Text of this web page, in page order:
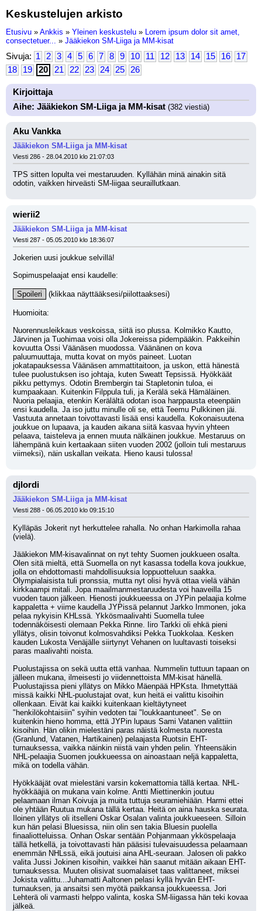
Keskustelujen arkisto
Etusivu » Ankkis » Yleinen keskustelu » Lorem ipsum dolor sit amet,
consectetuer... » Jääkiekon SM-Liiga ja MM-kisat
Sivuja: 1 2 3 4 5 6 7 8 9 10 11 12 13 14 15 16
17
18
19 20 21 22 23 24 25 26
Kirjoittaja
Aihe: Jääkiekon SM-Liiga ja MM-kisat (382 viestiä)
Aku Vankka
Jääkiekon SM-Liiga ja MM-kisat
Viesti 286 - 28.04.2010 klo 21:07:03
TPS sitten lopulta vei mestaruuden. Kyllähän minä ainakin sitä
odotin, vaikken hirveästi SM-liigaa seuraillutkaan.
wierii2
Jääkiekon SM-Liiga ja MM-kisat
Viesti 287 - 05.05.2010 klo 18:36:07
Jokerien uusi joukkue selvillä!
Sopimuspelaajat ensi kaudelle:
Spoileri (klikkaa näyttääksesi/piilottaaksesi)
Huomioita:
Nuorennusleikkaus veskoissa, siitä iso plussa. Kolmikko Kautto,
Järvinen ja Tuohimaa voisi olla Jokereissa pidempääkin. Pakkeihin
kovuutta Ossi Väänäsen muodossa. Väänänen on kova
paluumuuttaja, mutta kovat on myös paineet. Luotan
jokatapauksessa Väänäsen ammattitaitoon, ja uskon, että hänestä
tulee puolustuksen iso johtaja, kuten Sweatt Tepsissä. Hyökkäät
pikku pettymys. Odotin Brembergin tai Stapletonin tuloa, ei
kumpaakaan. Kuitenkin Filppula tuli, ja Kerälä sekä Hämäläinen.
Nuoria pelaajia, etenkin Kerälältä odotan isoa harppausta eteenpäin
ensi kaudella. Ja iso juttu minulle oli se, että Teemu Pulkkinen jäi.
Vastuuta annetaan toivottavasti lisää ensi kaudella. Kokonaisuutena
joukkue on lupaava, ja kauden aikana siitä kasvaa hyvin yhteen
pelaava, taisteleva ja ennen muuta nälkäinen joukkue. Mestaruus on
lähempänä kuin kertaakaan siiten vuoden 2002 (jolloin tuli mestaruus
viimeksi), näin uskallan veikata. Hieno kausi tulossa!
djlordi
Jääkiekon SM-Liiga ja MM-kisat
Viesti 288 - 06.05.2010 klo 09:15:10
Kylläpäs Jokerit nyt herkuttelee rahalla. No onhan Harkimolla rahaa
(vielä).
Jääkiekon MM-kisavalinnat on nyt tehty Suomen joukkueen osalta.
Olen sitä mieltä, että Suomella on nyt kasassa todella kova joukkue,
jolla on ehdottomasti mahdollisuuksia loppuotteluun saakka.
Olympialaisista tuli pronssia, mutta nyt olisi hyvä ottaa vielä vähän
kirkkaampi mitali. Jopa maailmanmestaruudesta voi haaveilla 15
vuoden tauon jälkeen. Hienosti joukkueessa on JYPin pelaajia kolme
kappaletta + viime kaudella JYPissä pelannut Jarkko Immonen, joka
pelaa nykyisin KHLssä. Ykkösmaalivahti Suomella tulee
todennäköisesti olemaan Pekka Rinne. Iiro Tarkki oli ehkä pieni
yllätys, olisin toivonut kolmosvahdiksi Pekka Tuokkolaa. Kesken
kauden Lukosta Venäjälle siirtynyt Vehanen on luultavasti toiseksi
paras maalivahti noista.
Puolustajissa on sekä uutta että vanhaa. Nummelin tuttuun tapaan on
jälleen mukana, ilmeisesti jo viidennettoista MM-kisat hänellä.
Puolustajissa pieni yllätys on Mikko Mäenpää HPKsta. Ihmetyttää
missä kaikki NHL-puolustajat ovat, kun heitä ei valittu kisoihin
ollenkaan. Eivät kai kaikki kuitenkaan kieltäytyneet
"henkilökohtaisiin" syihin vedoten tai "loukkaantuneet". Se on
kuitenkin hieno homma, että JYPin lupaus Sami Vatanen valittiin
kisoihin. Hän olikin mielestäni paras näistä kolmesta nuoresta
(Granlund, Vatanen, Hartikainen) pelaajasta Ruotsin EHT-
turnauksessa, vaikka näinkin niistä vain yhden pelin. Yhteensäkin
NHL-pelaajia Suomen joukkueessa on ainoastaan neljä kappaletta,
mikä on todella vähän.
Hyökkääjät ovat mielestäni varsin kokemattomia tällä kertaa. NHL-
hyökkääjiä on mukana vain kolme. Antti Miettinenkin joutuu
pelaamaan ilman Koivuja ja muita tuttuja seuramiehiään. Harmi ettei
ole yhtään Ruutua mukana tällä kertaa. Heitä on aina hauska seurata.
Iloinen yllätys oli itselleni Oskar Osalan valinta joukkueeseen. Silloin
kun hän pelasi Bluesissa, niin olin sen takia Bluesin puolella
finaaliotteluissa. Onhan Oskar sentään Pohjanmaan ykköspelaaja
tällä hetkellä, ja toivottavasti hän pääsisi tulevaisuudessa pelaamaan
enemmän NHLssä, eikä joutuisi aina AHL-seuraan. Jalosen oli pakko
valita Jussi Jokinen kisoihin, vaikkei hän saanut mitään aikaan EHT-
turnauksessa. Muuten olisivat suomalaiset taas valittaneet, miksei
Jokista valittu...Juhamatti Aaltonen pelasi kyllä hyvän EHT-
turnauksen, ja ansaitsi sen myötä paikkansa joukkueessa. Jori
Lehterä oli varmasti helppo valinta, koska SM-liigassa hän teki kovaa
jälkeä.